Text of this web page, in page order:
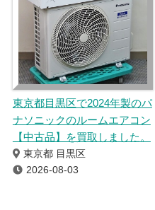
東京都目黒区で2024年製のパ
ナソニックのルームエアコン
【中古品】を買取しました。
東京都 目黒区
2026-08-03